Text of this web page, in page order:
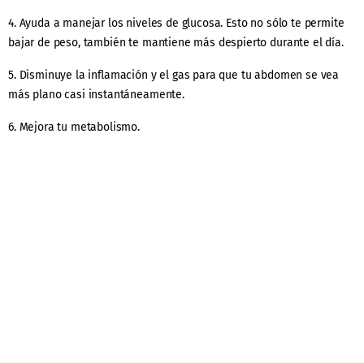
4. Ayuda a manejar los niveles de glucosa. Esto no sólo te permite
bajar de peso, también te mantiene más despierto durante el día.
5. Disminuye la inflamación y el gas para que tu abdomen se vea
más plano casi instantáneamente.
6. Mejora tu metabolismo.